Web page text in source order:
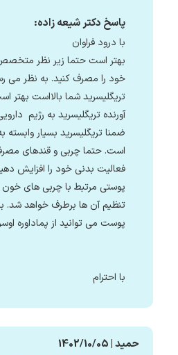
پاسخ دکتر شیعه زاده:
با درود فراوان
بهتر است حتما زیر نظر
خود را مصرف کنید. به نظر می
تریگلیسرید شما بالااست بهتر
آورنده تریگلیسرید به رژیم
ضمنا تریگلیسرید بسیار وابسته
است. حتما چربی و قندهای
فعالیت بدنی خود را افزایش
پوستی مرتبط با چربی های
تنظیم آن ها برطرف خواهد
پوست می توانید از پماداوره
با احترام
حمید | 1402/10/05